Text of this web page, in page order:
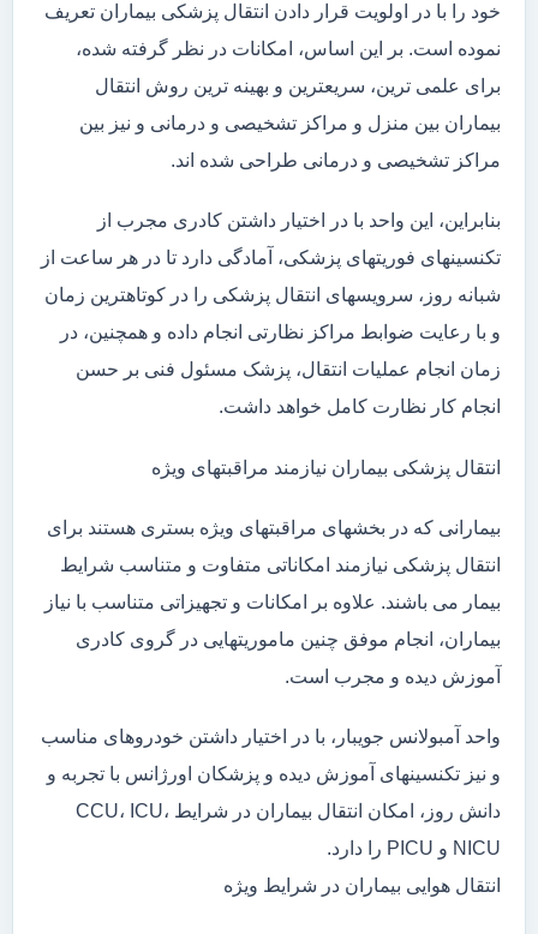
خود را با در اولویت قرار دادن انتقال پزشکی بیماران تعریف
نموده است. بر این اساس، امکانات در نظر گرفته شده،
برای علمی ترین، سریعترین و بهینه ترین روش انتقال
بیماران بین منزل و مراکز تشخیصی و درمانی و نیز بین
مراکز تشخیصی و درمانی طراحی شده اند.
بنابراین، این واحد با در اختیار داشتن کادری مجرب از
تکنسینهای فوریتهای پزشکی، آمادگی دارد تا در هر ساعت از
شبانه روز، سرویسهای انتقال پزشکی را در کوتاهترین زمان
و با رعایت ضوابط مراکز نظارتی انجام داده و همچنین، در
زمان انجام عملیات انتقال، پزشک مسئول فنی بر حسن
انجام کار نظارت کامل خواهد داشت.
انتقال پزشکی بیماران نیازمند مراقبتهای ویژه
بیمارانی که در بخشهای مراقبتهای ویژه بستری هستند برای
انتقال پزشکی نیازمند امکاناتی متفاوت و متناسب شرایط
بیمار می باشند. علاوه بر امکانات و تجهیزاتی متناسب با نیاز
بیماران، انجام موفق چنین ماموریتهایی در گروی کادری
آموزش دیده و مجرب است.
واحد آمبولانس جویبار، با در اختیار داشتن خودروهای مناسب
و نیز تکنسینهای آموزش دیده و پزشکان اورژانس با تجربه و
دانش روز، امکان انتقال بیماران در شرایط CCU، ICU،
NICU و PICU را دارد.
انتقال هوایی بیماران در شرایط ویژه